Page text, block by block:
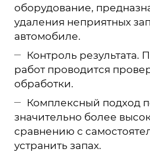
оборудование,
удаления неприятных
автомобиле.
Контроль результата.
работ проводится
обработки.
Комплексный подход
значительно более
сравнению с
устранить запах.